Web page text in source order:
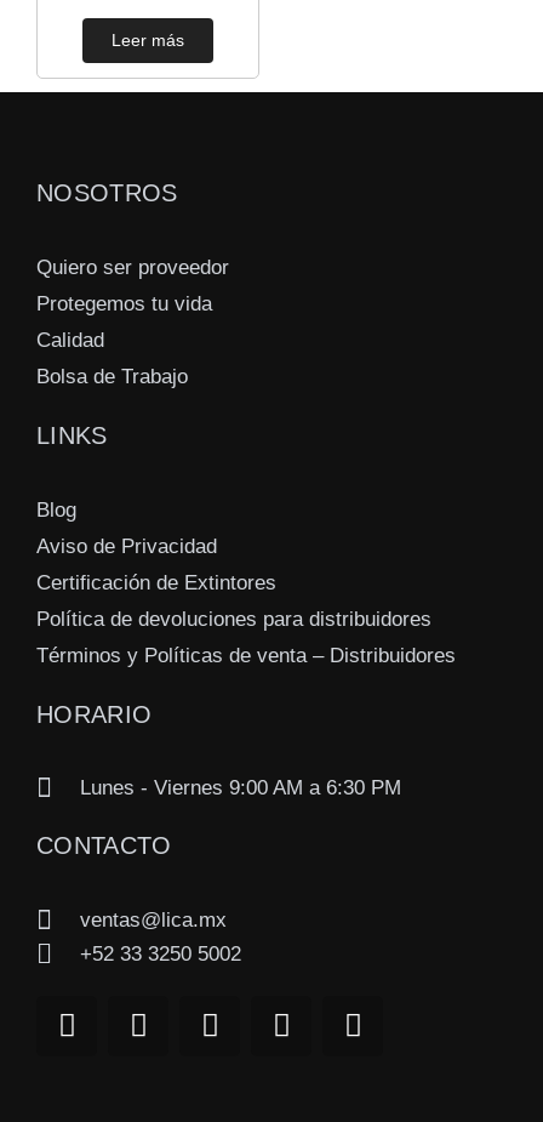
Leer más
NOSOTROS
Quiero ser proveedor
Protegemos tu vida
Calidad
Bolsa de Trabajo
LINKS
Blog
Aviso de Privacidad
Certificación de Extintores
Política de devoluciones para distribuidores
Términos y Políticas de venta – Distribuidores
HORARIO
Lunes - Viernes 9:00 AM a 6:30 PM
CONTACTO
ventas@lica.mx
+52 33 3250 5002
Y
o
L
i
F
a
I
n
W
h